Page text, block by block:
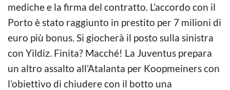
mediche e la firma del contratto. L’accordo con il
Porto è stato raggiunto in prestito per 7 milioni di
euro più bonus. Si giocherà il posto sulla sinistra
con Yildiz. Finita? Macché! La Juventus prepara
un altro assalto all’Atalanta per Koopmeiners con
l’obiettivo di chiudere con il botto una